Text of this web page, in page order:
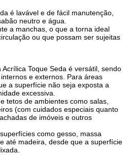
é lavável e de fácil manutenção,
neutro e água.
a manchas, o que a torna ideal
ou que possam ser sujeitas
Acrílica Toque Seda é versátil, sendo
e externos. Para áreas
a superfície não seja exposta a
excessiva.
tetos de ambientes como salas,
(com cuidados especiais quanto
de imóveis e outros
como gesso, massa
até madeira, desde que a superfície